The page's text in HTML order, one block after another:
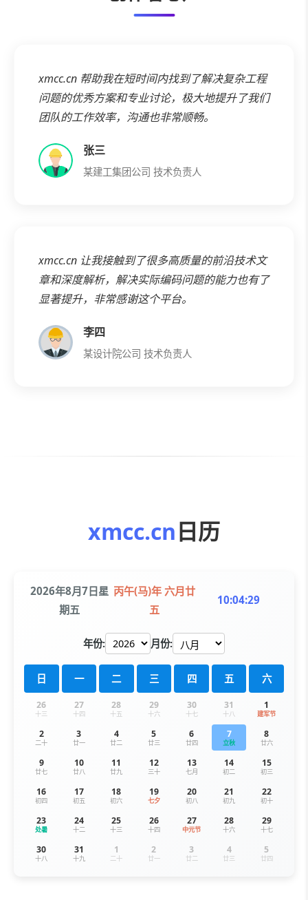
xmcc.cn 帮助我在短时间内找到了解决复杂工程
问题的优秀方案和专业讨论，极大地提升了我们
团队的工作效率，沟通也非常顺畅。
张三
某建工集团公司 技术负责人
xmcc.cn 让我接触到了很多高质量的前沿技术文
章和深度解析，解决实际编码问题的能力也有了
显著提升，非常感谢这个平台。
李四
某设计院公司 技术负责人
xmcc.cn日历
2026年8月7日星
期五
丙午(马)年 六月廿
五
10:04:29
年份: 月份:
日 一 二 三 四 五 六
26
十三
27
十四
28
十五
29
十六
30
十七
31
十八
1
建军节
2
二十
3
廿一
4
廿二
5
廿三
6
廿四
7
立秋
8
廿六
9
廿七
10
廿八
11
廿九
12
三十
13
七月
14
初二
15
初三
16
初四
17
初五
18
初六
19
七夕
20
初八
21
初九
22
初十
23
处暑
24
十二
25
十三
26
十四
27
中元节
28
十六
29
十七
30
十八
31
十九
1
二十
2
廿一
3
廿二
4
廿三
5
廿四